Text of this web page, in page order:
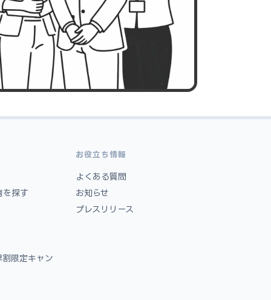
を探す
割限定キャン
お役立ち情報
よくある質問
お知らせ
プレスリリース